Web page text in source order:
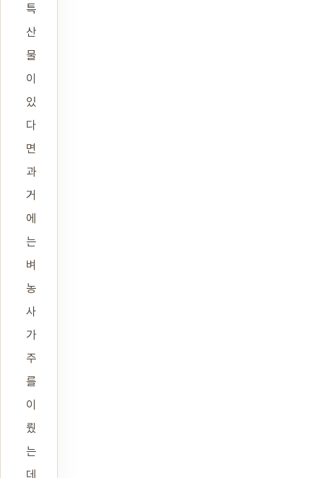
특
산
물
이
있
다
면
과
거
에
는
벼
농
사
가
주
를
이
뤘
는
데